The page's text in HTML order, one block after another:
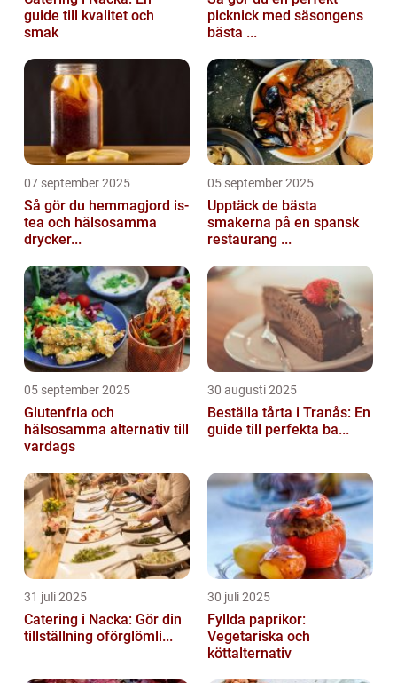
guide till kvalitet och
smak
picknick med säsongens
bästa ...
07 september 2025
Så gör du hemmagjord is-
tea och hälsosamma
drycker...
05 september 2025
Upptäck de bästa
smakerna på en spansk
restaurang ...
05 september 2025
Glutenfria och
hälsosamma alternativ till
vardags
30 augusti 2025
Beställa tårta i Tranås: En
guide till perfekta ba...
31 juli 2025
Catering i Nacka: Gör din
tillställning oförglömli...
30 juli 2025
Fyllda paprikor:
Vegetariska och
köttalternativ